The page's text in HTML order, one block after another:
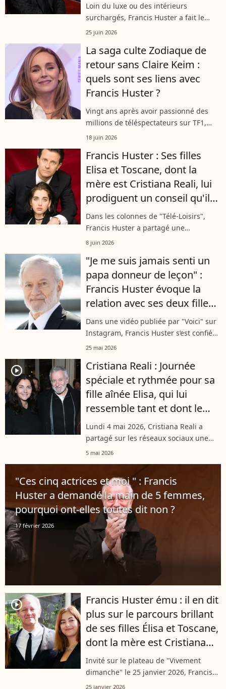
Loin du luxe ou des intérieurs
surchargés, Francis Huster a fait le
choix radical de bannir le superflu de
posséder une table à manger ou une...
25 juin 2026
La saga culte Zodiaque de
retour sans Claire Keim :
quels sont ses liens avec
Francis Huster ?
Vingt ans après avoir passionné des
millions de téléspectateurs sur TF1,
Zodiaque fait son grand retour avec
remarqueront rapidement l'absence
d'un...
18 juin 2026
Francis Huster : Ses filles
Elisa et Toscane, dont la
mère est Cristiana Reali, lui
prodiguent un conseil qu'il
tente absolument de suivre
Dans les colonnes de "Télé-Loisirs",
Francis Huster a partagé une
confidence pleine de spontanéité
L’acteur a dévoilé le regard qu’elles
portent...
8 juin 2026
"Je me suis jamais senti un
papa donneur de leçon" :
Francis Huster évoque la
relation avec ses deux filles,
Elisa et Toscane, issues de sa
relation avec Cristiana Reali
Dans une vidéo publiée par "Voici" sur
Instagram, Francis Huster s’est confié
avec beaucoup de tendresse sur son
Élisa et Toscane. Refusant...
25 mai 2026
player2
Cristiana Reali : Journée
spéciale et rythmée pour sa
fille aînée Elisa, qui lui
ressemble tant et dont le
père est Francis Huster
Lundi 4 mai 2026, Cristiana Reali a
partagé sur les réseaux sociaux une
vidéo pleine d'énergie mettant en
marquer...
5 mai 2026
"Ces cinq actrices et moi " : Francis
Huster a demandé la main de 5 femmes,
pourquoi ont-elles toutes dit non ?
17 février 2026
player2
Francis Huster ému : il en dit
plus sur le parcours brillant
de ses filles Élisa et Toscane,
dont la mère est Cristiana
Reali
Invité sur le plateau de "Vivement
dimanche" le 25 janvier 2026, Francis
Huster s'est montré bouleversé à
25 janvier 2026